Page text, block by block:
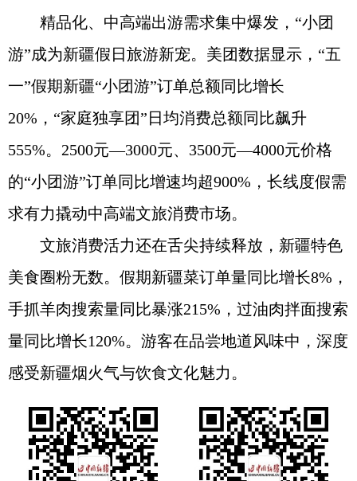
精品化、中高端出游需求集中爆发，“小团
游”成为新疆假日旅游新宠。美团数据显示，“五
一”假期新疆“小团游”订单总额同比增长
20%，“家庭独享团”日均消费总额同比飙升
555%。2500元—3000元、3500元—4000元价格
的“小团游”订单同比增速均超900%，长线度假需
求有力撬动中高端文旅消费市场。
文旅消费活力还在舌尖持续释放，新疆特色
美食圈粉无数。假期新疆菜订单量同比增长8%，
手抓羊肉搜索量同比暴涨215%，过油肉拌面搜索
量同比增长120%。游客在品尝地道风味中，深度
感受新疆烟火气与饮食文化魅力。